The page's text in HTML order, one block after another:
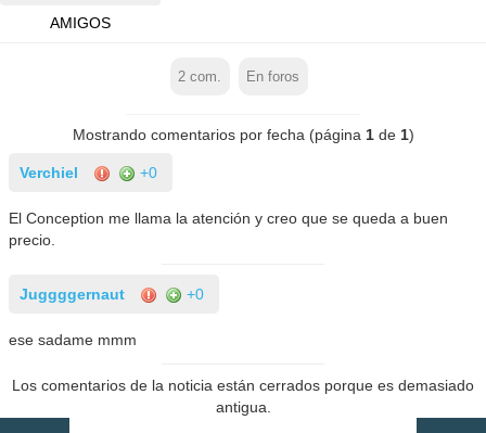
AMIGOS
2 com. En foros
Mostrando comentarios por fecha (página 1de 1)
Verchiel +0
El Conception me llama la atención y creo que se queda a buen
precio.
Juggggernaut +0
ese sadame mmm
Los comentarios de la noticia están cerrados porque es demasiado
antigua.